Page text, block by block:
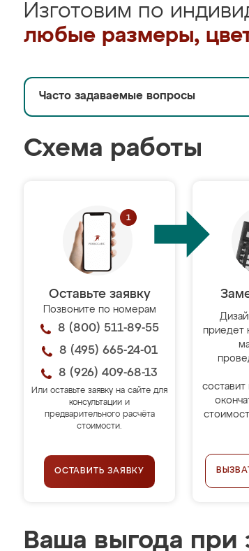
Изготовим по
любые размеры,
Часто задаваемые вопросы
Схема работы
Оставьте заявку
Позвоните по номерам
8 (800) 511-89-55
8 (495) 665-24-01
8 (926) 409-68-13
Или оставьте заявку на сайте для
консультации и
предварительного расчёта
стоимости.
ОСТАВИТЬ ЗАЯВКУ
приедет
Ваша выгода при